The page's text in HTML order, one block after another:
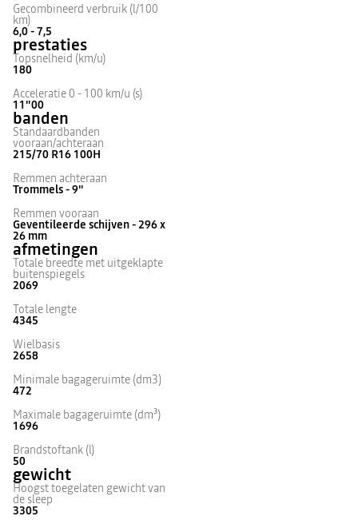
Gecombineerd verbruik (l/100
km)
6,0 - 7,5
prestaties
Topsnelheid (km/u)
180
Acceleratie 0 - 100 km/u (s)
11"00
banden
Standaardbanden
vooraan/achteraan
215/70 R16 100H
Remmen achteraan
Trommels - 9"
Remmen vooraan
Geventileerde schijven - 296 x
26 mm
afmetingen
Totale breedte met uitgeklapte
buitenspiegels
2069
Totale lengte
4345
Wielbasis
2658
Minimale bagageruimte (dm3)
472
Maximale bagageruimte (dm³)
1696
Brandstoftank (l)
50
gewicht
Hoogst toegelaten gewicht van
de sleep
3305